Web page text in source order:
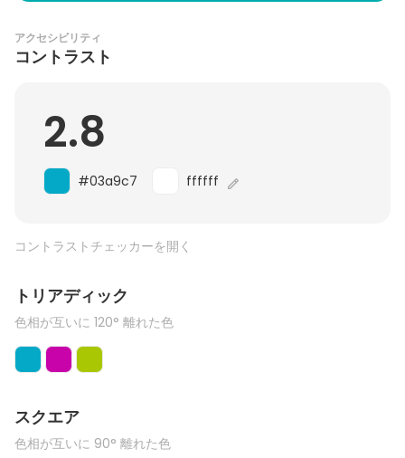
アクセシビリティ
コントラスト
2.8
#03a9c7 ffffff
コントラストチェッカーを開く
トリアディック
色相が互いに 120° 離れた色
スクエア
色相が互いに 90° 離れた色